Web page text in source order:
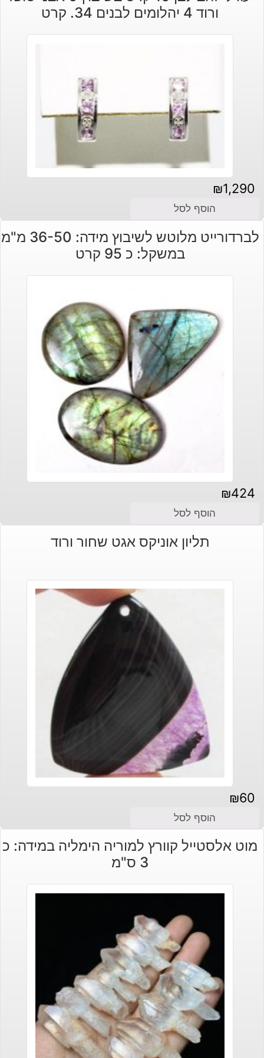
היה:
הוא:
ורוד 4 יהלומים לבנים 34. קרט
₪1,290
הוסף לסל
לברדורייט מלוטש לשיבוץ מידה: 36-50 מ"מ
במשקל: כ 95 קרט
₪424
הוסף לסל
תליון אוניקס אגט שחור ורוד
₪60
הוסף לסל
מוט אלסטייל קוורץ למוריה הימליה במידה: כ
3 ס"מ